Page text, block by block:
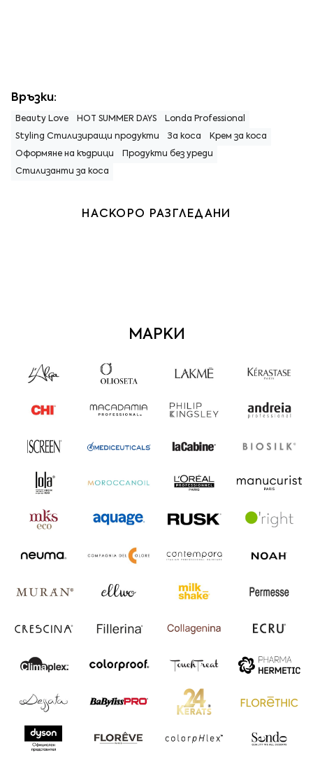
Връзки:
Beauty Love HOT SUMMER DAYS Londa Professional
Styling Стилизиращи продукти За коса Крем за коса
Оформяне на къдрици Продукти без уреди
Стилизанти за коса
НАСКОРО РАЗГЛЕДАНИ
МАРКИ